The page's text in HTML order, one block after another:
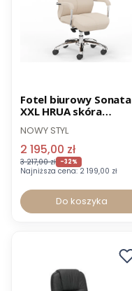
Promocja
Fotel biurowy Sonata
XXL HRUA skóra
NOWY STYL
2 195,00 zł
3 217,00 zł -32%
Najniższa cena: 2 199,00 zł
Do koszyka